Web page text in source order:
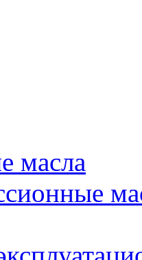
масла